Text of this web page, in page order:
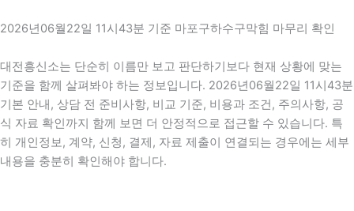
2026년06월22일 11시43분 기준 마포구하수구막힘 마무리 확인
대전흥신소는 단순히 이름만 보고 판단하기보다 현재 상황에 맞는
기준을 함께 살펴봐야 하는 정보입니다. 2026년06월22일 11시43분
기본 안내, 상담 전 준비사항, 비교 기준, 비용과 조건, 주의사항, 공
식 자료 확인까지 함께 보면 더 안정적으로 접근할 수 있습니다. 특
히 개인정보, 계약, 신청, 결제, 자료 제출이 연결되는 경우에는 세부
내용을 충분히 확인해야 합니다.